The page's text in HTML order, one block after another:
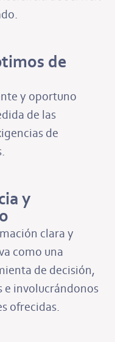
de
y oportuno
de las
de
y
clara y
como una
de decisión,
involucrándonos
ofrecidas.